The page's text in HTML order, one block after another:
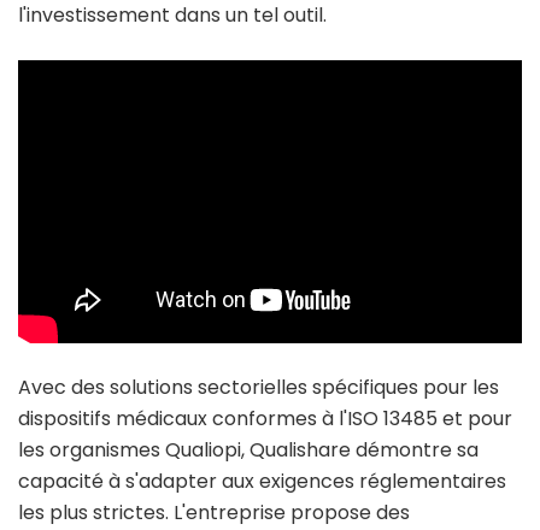
l'investissement dans un tel outil.
Avec des solutions sectorielles spécifiques pour les
dispositifs médicaux conformes à l'ISO 13485 et pour
les organismes Qualiopi, Qualishare démontre sa
capacité à s'adapter aux exigences réglementaires
les plus strictes. L'entreprise propose des